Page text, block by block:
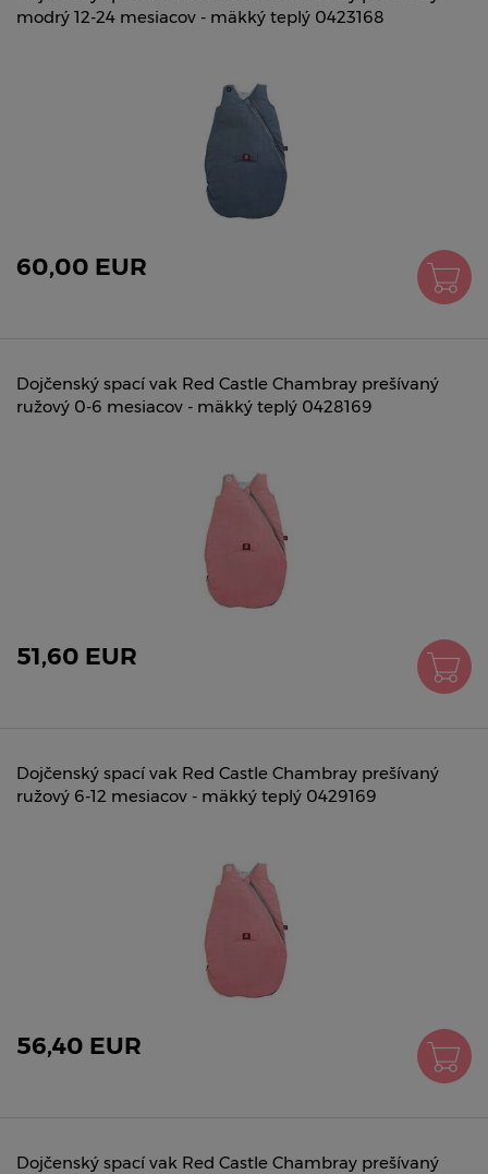
modrý 12-24 mesiacov - mäkký teplý 0423168
60,00 EUR
Dojčenský spací vak Red Castle Chambray prešívaný
ružový 0-6 mesiacov - mäkký teplý 0428169
51,60 EUR
Dojčenský spací vak Red Castle Chambray prešívaný
ružový 6-12 mesiacov - mäkký teplý 0429169
56,40 EUR
Dojčenský spací vak Red Castle Chambray prešívaný